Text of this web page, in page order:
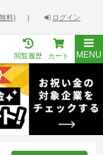
料) | ログイン
閲覧履歴 カート MENU